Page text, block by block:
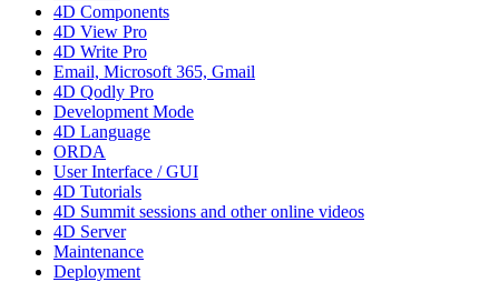
4D Components
4D View Pro
4D Write Pro
Email, Microsoft 365, Gmail
4D Qodly Pro
Development Mode
4D Language
ORDA
User Interface / GUI
4D Tutorials
4D Summit sessions and other online videos
4D Server
Maintenance
Deployment